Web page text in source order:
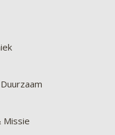
Missie